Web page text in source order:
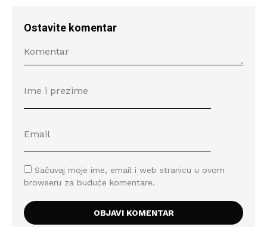
Ostavite komentar
Sačuvaj moje ime, email i web stranicu u ovom
browseru za buduće komentare.